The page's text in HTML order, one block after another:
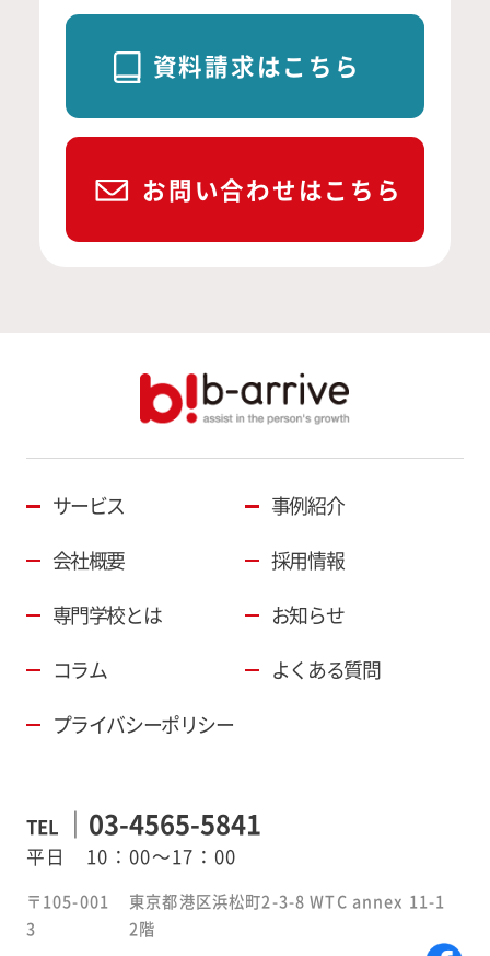
資料請求はこちら
お問い合わせはこちら
サービス
事例紹介
会社概要
採用情報
専門学校とは
お知らせ
コラム
よくある質問
プライバシーポリシー
TEL 03-4565-5841
平日 10：00～17：00
〒105-001
3
東京都港区浜松町2-3-8 WTC annex 11-1
2階